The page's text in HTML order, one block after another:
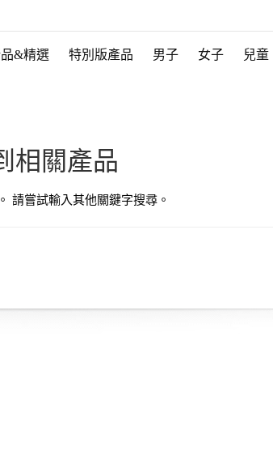
&精選 特別版產品 男子 女子 兒童
相關產品
請嘗試輸入其他關鍵字搜尋。